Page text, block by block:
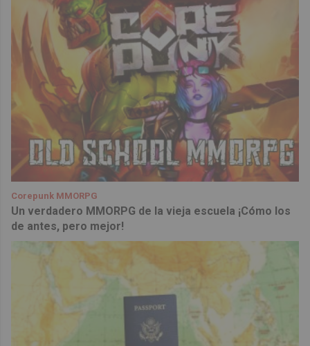
Corepunk MMORPG
Un verdadero MMORPG de la vieja escuela ¡Cómo los
de antes, pero mejor!